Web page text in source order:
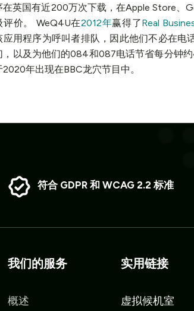
在英国有近200万次下载，在Apple Store、
评价。 WeQ4U在2012年赢得了Real
应用程序为呼叫者排队，因此他们不必在电
，以及为他们的084和087电话节省每分钟
2020年出现在BBC龙穴节目中。
符合 GDPR 和 WCAG 2.2 标准
我们的服务
概述
实用链接
虚拟候机室